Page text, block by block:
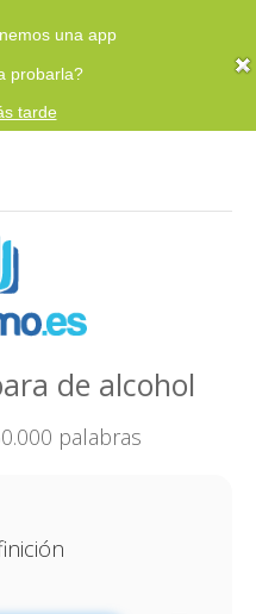
una app
probarla?
tarde
de alcohol
palabras